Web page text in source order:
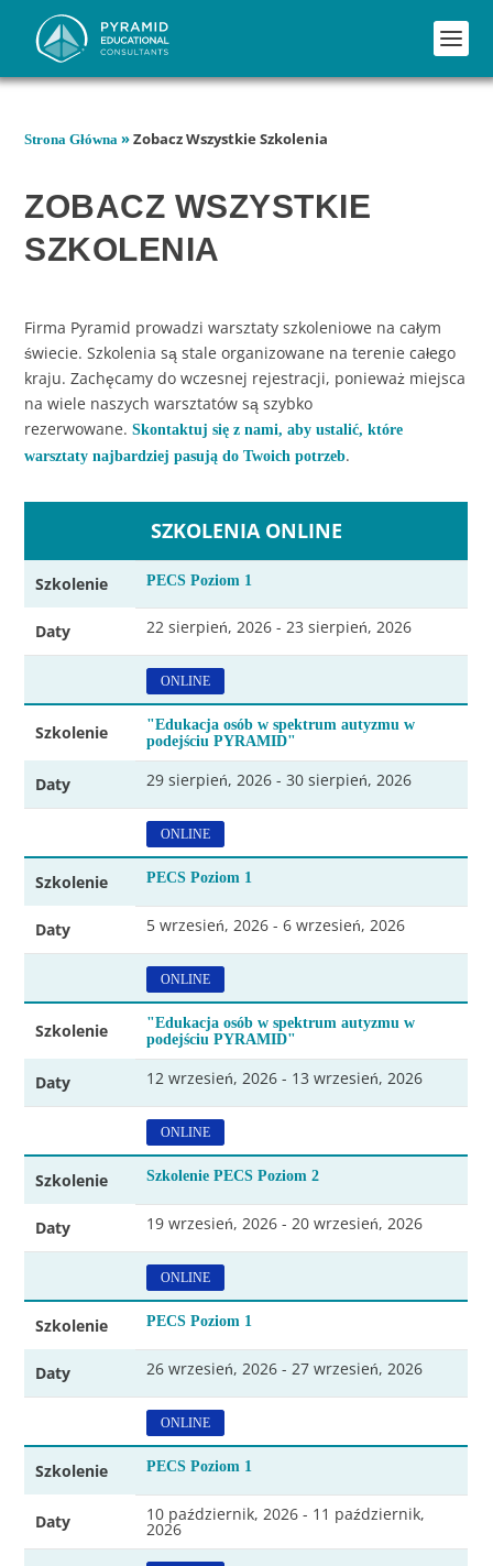
Strona Główna »Zobacz Wszystkie Szkolenia
ZOBACZ WSZYSTKIE
SZKOLENIA
Firma Pyramid prowadzi warsztaty szkoleniowe na całym
świecie. Szkolenia są stale organizowane na terenie całego
kraju. Zachęcamy do wczesnej rejestracji, ponieważ miejsca
na wiele naszych warsztatów są szybko
rezerwowane.Skontaktuj się z nami, aby ustalić, które
warsztaty najbardziej pasują do Twoich potrzeb.
SZKOLENIA ONLINE
Szkolenie PECS Poziom 1
Daty 22 sierpień, 2026 - 23 sierpień, 2026
ONLINE
Szkolenie
"Edukacja osób w spektrum autyzmu w
podejściu PYRAMID"
Daty 29 sierpień, 2026 - 30 sierpień, 2026
ONLINE
Szkolenie PECS Poziom 1
Daty 5 wrzesień, 2026 - 6 wrzesień, 2026
ONLINE
Szkolenie
"Edukacja osób w spektrum autyzmu w
podejściu PYRAMID"
Daty 12 wrzesień, 2026 - 13 wrzesień, 2026
ONLINE
Szkolenie Szkolenie PECS Poziom 2
Daty 19 wrzesień, 2026 - 20 wrzesień, 2026
ONLINE
Szkolenie PECS Poziom 1
Daty 26 wrzesień, 2026 - 27 wrzesień, 2026
ONLINE
Szkolenie PECS Poziom 1
Daty 10 październik, 2026 - 11 październik,
2026